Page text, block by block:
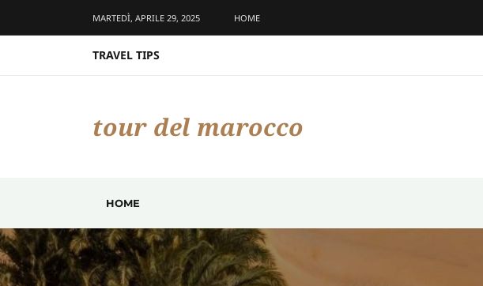
MARTEDÌ, APRILE 29, 2025 HOME
TRAVEL TIPS
tour del marocco
HOME